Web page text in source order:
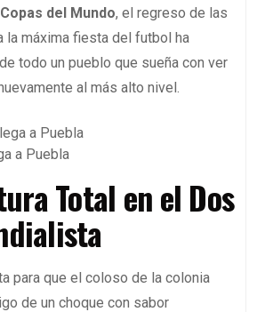
del Mundo, el regreso de las
la máxima fiesta del futbol ha
todo un pueblo que sueña con ver
al más alto nivel.
a Puebla
Total en el Dos
para que el coloso de la colonia
de un choque con sabor